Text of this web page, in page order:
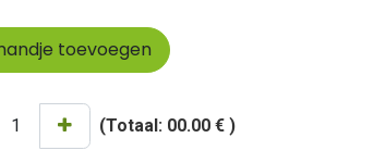
toevoegen
(Totaal: 00.00 € )